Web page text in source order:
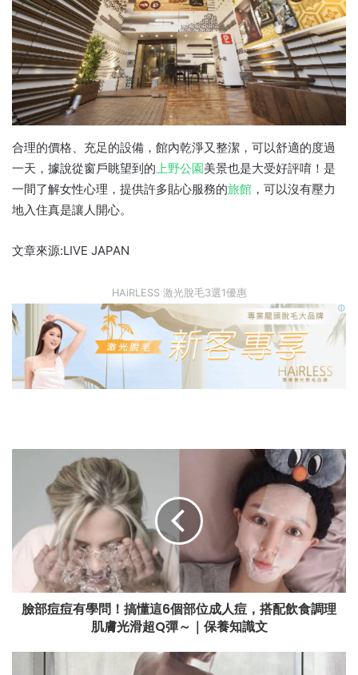
合理的價格、充足的設備，館內乾淨又整潔，可以舒適的度過
一天，據說從窗戶眺望到的 上野公園美景也是大受好評唷！是
一間了解女性心理，提供許多貼心服務的旅館 ，可以沒有壓力
地入住真是讓人開心。
文章來源:LIVE JAPAN
HAiRLESS 激光脫毛3選1優惠
臉部痘痘有學問！搞懂這6個部位成人痘，搭配飲食調理
肌膚光滑超Q彈～｜保養知識文